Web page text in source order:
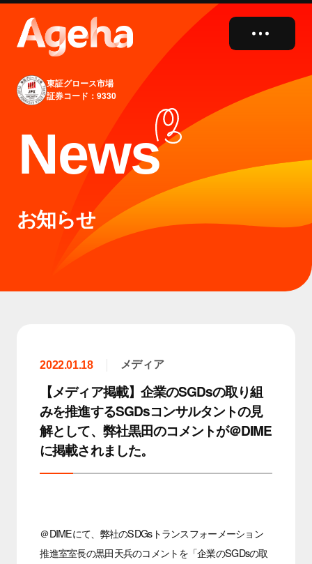
close
東証グロース市場
証券コード：9330
News
お知らせ
2022.01.18 メディア
【メディア掲載】企業のSGDsの取り組
みを推進するSGDsコンサルタントの見
解として、弊社黒田のコメントが＠DIME
に掲載されました。
＠DIMEにて、弊社のSDGsトランスフォーメーション
推進室室長の黒田天兵のコメントを「企業のSGDsの取